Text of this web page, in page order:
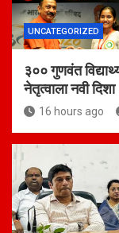
UNCATEGORIZED
३०० गुणवंत
नेतृत्वाला नवी दिशा
16 hours ago